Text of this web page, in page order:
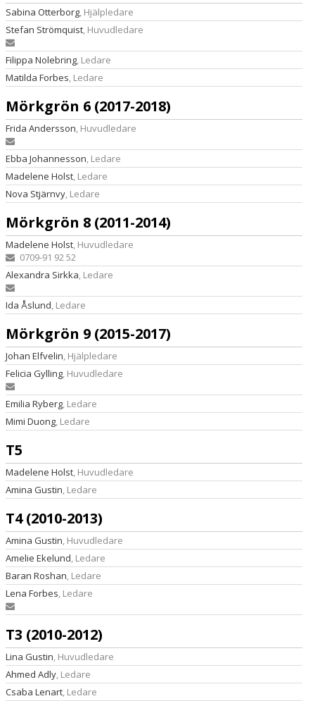
Sabina Otterborg, Hjälpledare
Stefan Strömquist, Huvudledare
Filippa Nolebring, Ledare
Matilda Forbes, Ledare
Mörkgrön 6 (2017-2018)
Frida Andersson, Huvudledare
Ebba Johannesson, Ledare
Madelene Holst, Ledare
Nova Stjärnvy, Ledare
Mörkgrön 8 (2011-2014)
Madelene Holst, Huvudledare
0709-91 92 52
Alexandra Sirkka, Ledare
Ida Åslund, Ledare
Mörkgrön 9 (2015-2017)
Johan Elfvelin, Hjälpledare
Felicia Gylling, Huvudledare
Emilia Ryberg, Ledare
Mimi Duong, Ledare
T5
Madelene Holst, Huvudledare
Amina Gustin, Ledare
T4 (2010-2013)
Amina Gustin, Huvudledare
Amelie Ekelund, Ledare
Baran Roshan, Ledare
Lena Forbes, Ledare
T3 (2010-2012)
Lina Gustin, Huvudledare
Ahmed Adly, Ledare
Csaba Lenart, Ledare